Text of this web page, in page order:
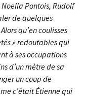
Pontois, Rudolf
de quelques
qu’en coulisses
» redoutables qui
à ses occupations
d’un mètre de sa
un coup de
c’était Étienne qui